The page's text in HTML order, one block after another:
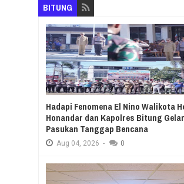
BITUNG
Hadapi Fenomena El Nino Walikota
Honandar dan Kapolres Bitung
Pasukan Tanggap Bencana
Aug 04, 2026 - 0